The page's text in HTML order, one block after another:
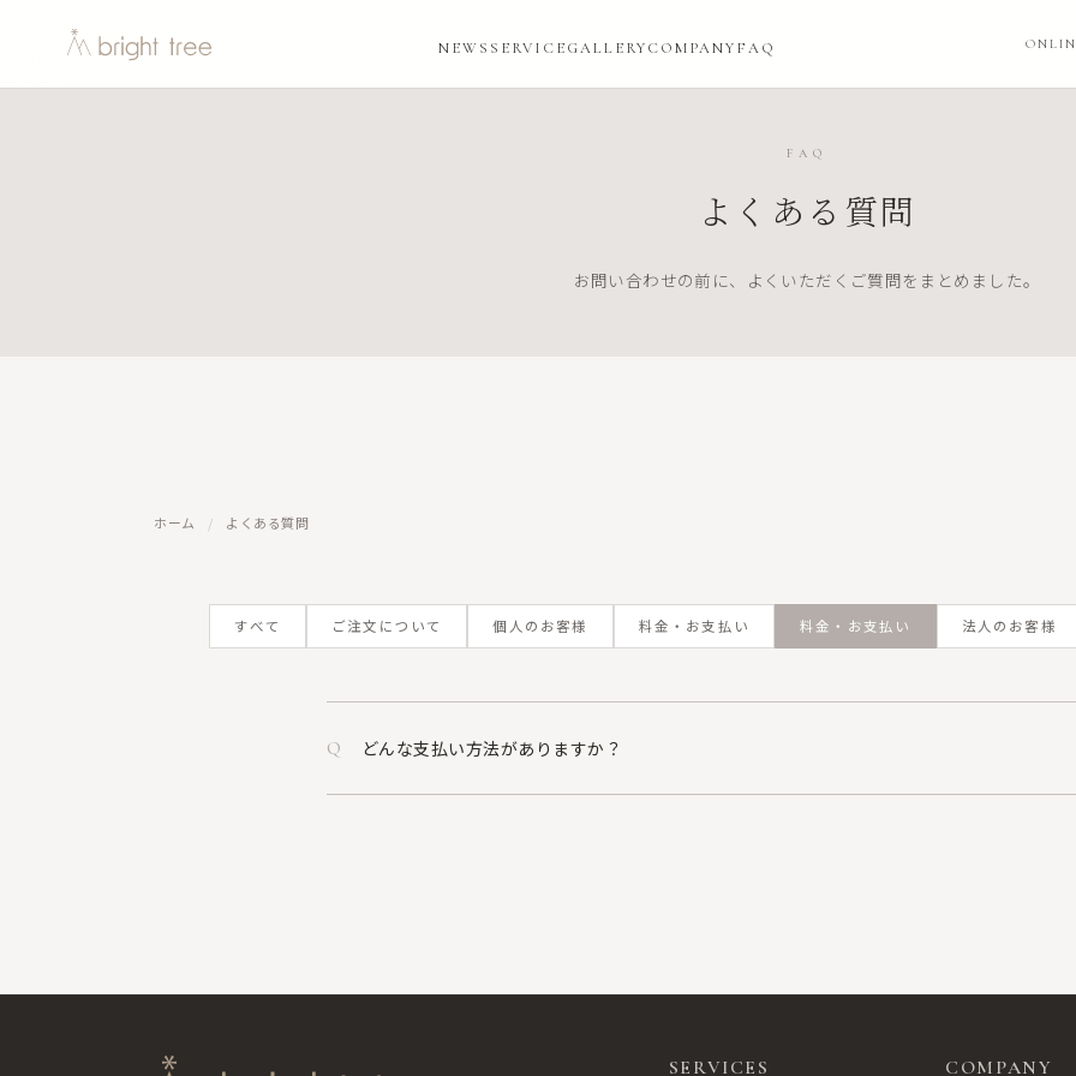
NEWS SERVICEGALLERYCOMPANYFAQ
FAQ
よくある質問
お問い合わせの前に、よくいただくご質問をまとめました。
ホーム / よくある質問
すべて ご注文について 個人のお客様 料金・お支払い 料金・お支払い 法人のお客様
Q どんな支払い方法がありますか？
SERVICES COMPANY